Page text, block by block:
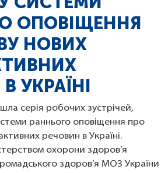
ОПОВІЩЕННЯ
НОВИХ
УКРАЇНІ
серія робочих зустрічей,
раннього оповіщення про
речовин в Україні.
охорони здоров’я
здоров’я МОЗ України